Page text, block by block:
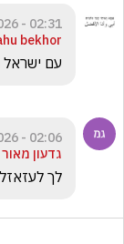
02:31 - 08.06.2026
bekhor
עם ישראל
02:06 - 08.06.2026
גדעון מאור
לך